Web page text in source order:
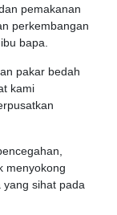
pemakanan
perkembangan
bapa.
pakar bedah
kami
menyokong
sihat pada